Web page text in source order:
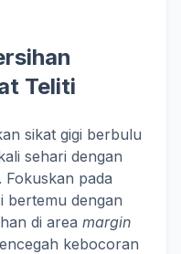
Teliti
sikat gigi berbulu
sehari dengan
Fokuskan pada
bertemu dengan
di area margin
kebocoran